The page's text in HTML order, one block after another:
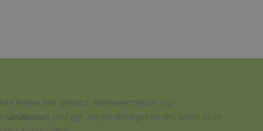
Preise inkl. gesetzl. Mehrwertsteuer zzgl.
und ggf. Nachnahmegebühren, wenn nicht